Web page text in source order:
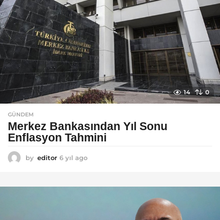
o
14 0
GÜNDEM
Merkez Bankasından Yıl Sonu
Enflasyon Tahmini
by editor 6 yıl ago
l